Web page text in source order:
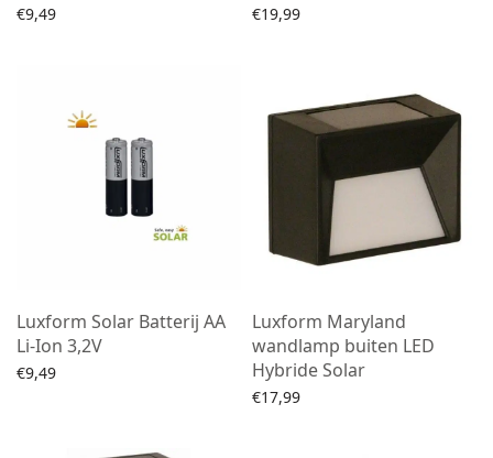
€9,49
€19,99
Luxform Solar Batterij AA
Li-Ion 3,2V
€9,49
Luxform Maryland
wandlamp buiten LED
Hybride Solar
€17,99